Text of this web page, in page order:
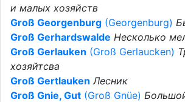
и малых хозяйств
Groß Georgenburg (Georgenburg)
Groß Gerhardswalde Несколько
Groß Gerlauken (Groß Gerlaucken)
хозяйтсва
Groß Gertlauken Лесник
Groß Gnie, Gut (Groß Gnüe)